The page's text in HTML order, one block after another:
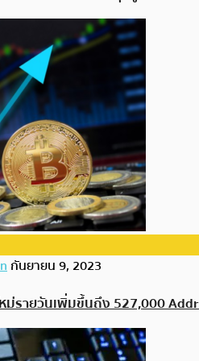
กันยายน 9, 2023
ม่รายวันเพิ่มขึ้นถึง 527,000